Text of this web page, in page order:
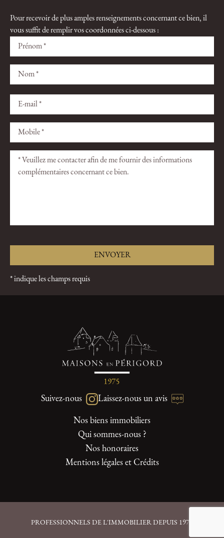
Pour recevoir de plus amples renseignements concernant ce bien, il
vous suffit de remplir vos coordonnées ci-dessous :
ce
champ
Veuillez
ce
champ
* indique les champs requis
Suivez-nous Laissez-nous un avis
Nos biens immobiliers
Qui sommes-nous ?
Nos honoraires
Mentions légales et Crédits
PROFESSIONNELS DE L'IMMOBILIER DEPUIS 1975